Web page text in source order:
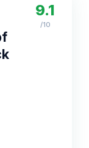
9.1
/10